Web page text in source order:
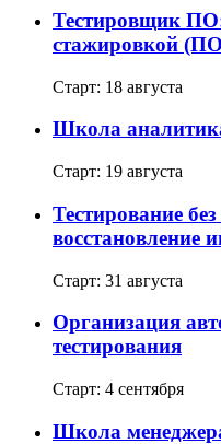
Тестировщик
стажировкой
Старт: 18 августа
Школа
Старт: 19 августа
Тестирование
восстановление
Старт: 31 августа
Организация
тестирования
Старт: 4 сентября
Школа